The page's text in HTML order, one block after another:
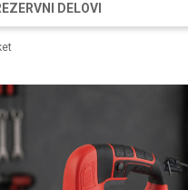
DELOVI